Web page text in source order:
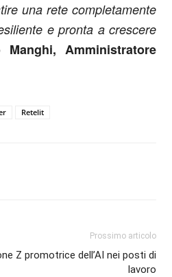
una rete completamente
e pronta a crescere
Manghi, Amministratore
Retelit
Prossimo articolo
Z promotrice dell’AI nei posti di
lavoro